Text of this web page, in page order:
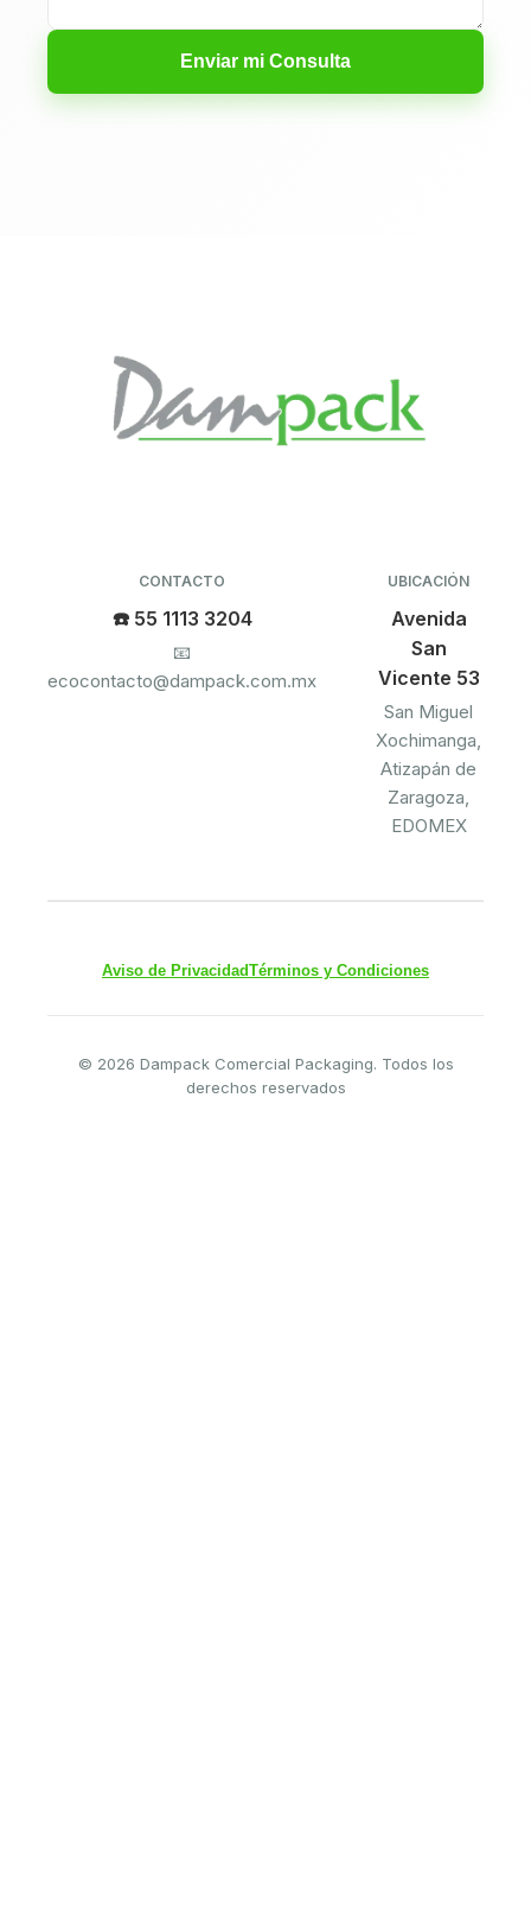
Enviar mi Consulta
CONTACTO
☎️ 55 1113 3204
📧
ecocontacto@dampack.com.mx
UBICACIÓN
Avenida
San
Vicente 53
San Miguel
Xochimanga,
Atizapán de
Zaragoza,
EDOMEX
Aviso de PrivacidadTérminos y Condiciones
© 2026 Dampack Comercial Packaging. Todos los
derechos reservados